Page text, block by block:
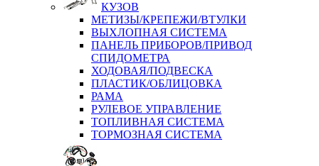
КУЗОВ
МЕТИЗЫ/КРЕПЕЖИ/ВТУЛКИ
ВЫХЛОПНАЯ СИСТЕМА
ПАНЕЛЬ ПРИБОРОВ/ПРИВОД
СПИДОМЕТРА
ХОДОВАЯ/ПОДВЕСКА
ПЛАСТИК/ОБЛИЦОВКА
РАМА
РУЛЕВОЕ УПРАВЛЕНИЕ
ТОПЛИВНАЯ СИСТЕМА
ТОРМОЗНАЯ СИСТЕМА